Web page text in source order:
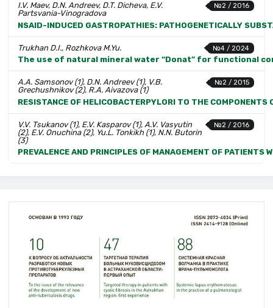
№2 / 2016
I.V. Maev, D.N. Andreev, D.T. Dicheva, E.V.
Partsvania-Vinogradova
NSAID-INDUCED GASTROPATHIES: PATHOGENETICALLY
№4 / 2024
Trukhan D.I., Rozhkova M.Yu.
The use of natural mineral water “Donat” for functional
№2 / 2015
A.A. Samsonov (1), D.N. Andreev (1), V.B.
Grechushnikov (2), R.A. Aivazova (1)
RESISTANCE OF HELICOBACTERPYLORI TO THE
№2 / 2016
V.V. Tsukanov (1), E.V. Kasparov (1), A.V. Vasyutin
(2), E.V. Onuchina (2), Yu.L. Tonkikh (1), N.N. Butorin
(3)
PREVALENCE AND PRINCIPLES OF MANAGEMENT OF PATIENTS